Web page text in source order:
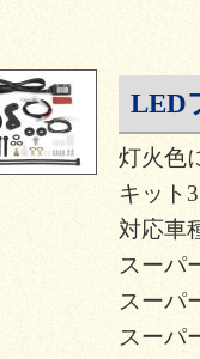
LED
灯火色
キット
対応車
スーパ
スーパ
スーパ